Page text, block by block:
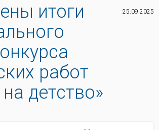
итоги
работ
детство»
25.09.2025